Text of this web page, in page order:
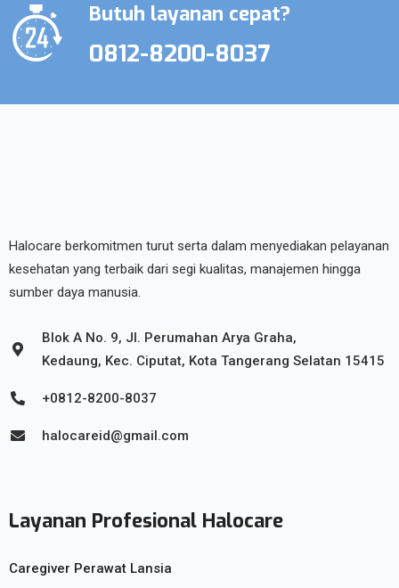
Butuh layanan cepat?
0812-8200-8037
Halocare berkomitmen turut serta dalam menyediakan pelayanan
kesehatan yang terbaik dari segi kualitas, manajemen hingga
sumber daya manusia.
Blok A No. 9, Jl. Perumahan Arya Graha,
Kedaung, Kec. Ciputat, Kota Tangerang Selatan 15415
+0812-8200-8037
halocareid@gmail.com
Layanan Profesional Halocare
Caregiver Perawat Lansia